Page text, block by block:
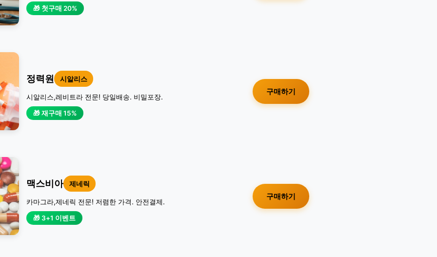
🎁 첫구매 20%
정력원 시알리스
시알리스,레비트라 전문! 당일배송. 비밀포장.
🎁 재구매 15%
구매하기
맥스비아 제네릭
카마그라,제네릭 전문! 저렴한 가격. 안전결제.
🎁 3+1 이벤트
구매하기